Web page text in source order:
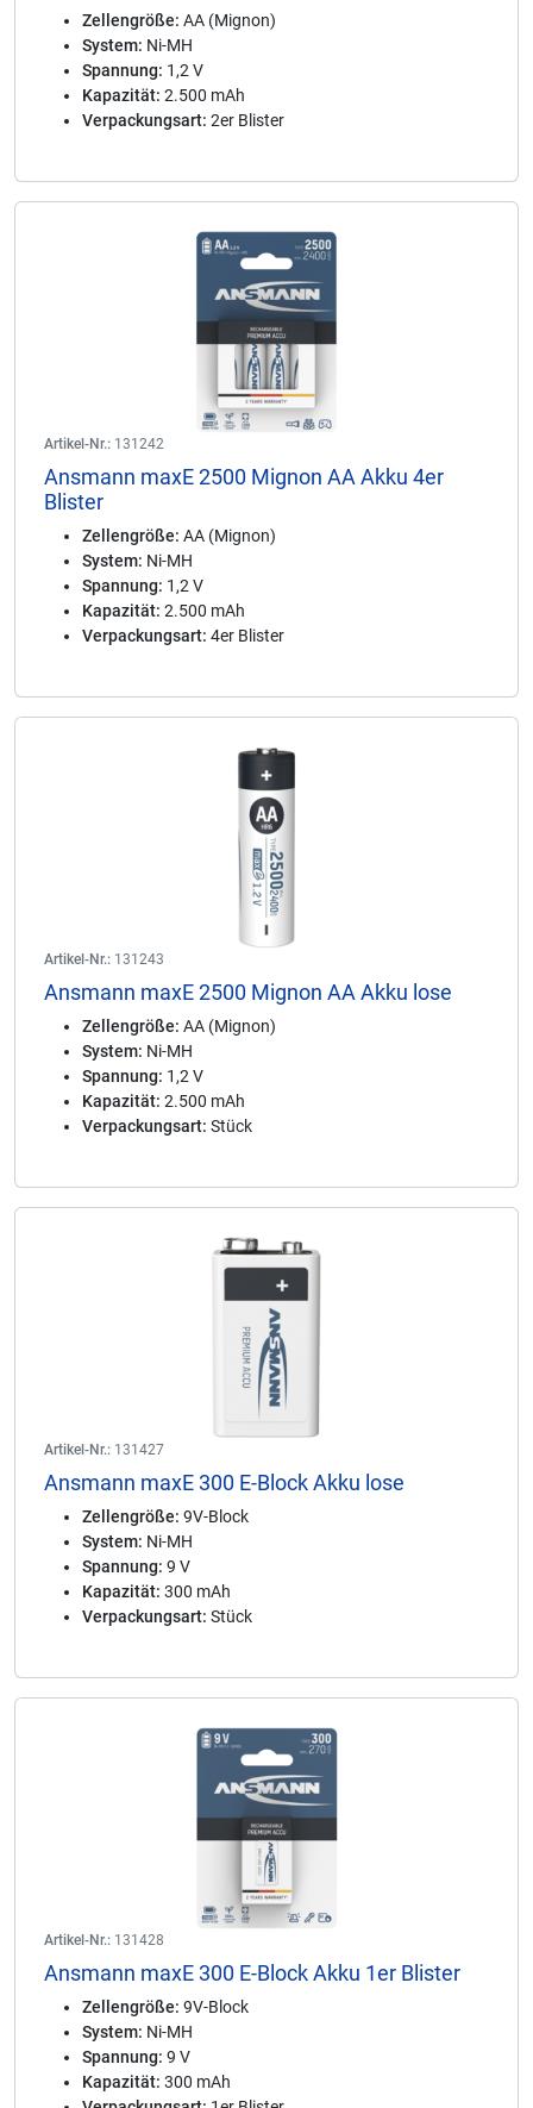
Zellengröße: AA (Mignon)
System: Ni-MH
Spannung: 1,2 V
Kapazität: 2.500 mAh
Verpackungsart: 2er Blister
Artikel-Nr.: 131242
Ansmann maxE 2500 Mignon AA Akku 4er
Blister
Zellengröße: AA (Mignon)
System: Ni-MH
Spannung: 1,2 V
Kapazität: 2.500 mAh
Verpackungsart: 4er Blister
Artikel-Nr.: 131243
Ansmann maxE 2500 Mignon AA Akku lose
Zellengröße: AA (Mignon)
System: Ni-MH
Spannung: 1,2 V
Kapazität: 2.500 mAh
Verpackungsart: Stück
Artikel-Nr.: 131427
Ansmann maxE 300 E-Block Akku lose
Zellengröße: 9V-Block
System: Ni-MH
Spannung: 9 V
Kapazität: 300 mAh
Verpackungsart: Stück
Artikel-Nr.: 131428
Ansmann maxE 300 E-Block Akku 1er Blister
Zellengröße: 9V-Block
System: Ni-MH
Spannung: 9 V
Kapazität: 300 mAh